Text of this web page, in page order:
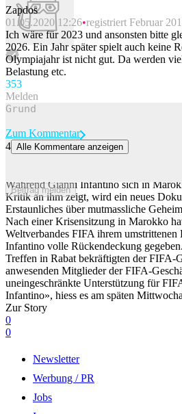
Zapdos
01.05.2020 12:26 registriert Februar
Ich wäre für 2023 und ansonsten bitte
2026. Ein Jahr später spielt auch keine
Olympiajahr ist nicht gut. Da werden
Belastung etc.
353
Melden
Beitrag melden
Zum Kommentar
4 Alle Kommentare anzeigen
Während Gianni Infantino sich in
Kritik an ihm zeigt, wird ein neues
Erstaunliches über mutmassliche
Nach einer Krisensitzung in Marokko
Weltverbandes FIFA ihrem umstrittenen
Infantino volle Rückendeckung
Treffen in Rabat bekräftigten der FIFA-
anwesenden Mitglieder der FIFA-
uneingeschränkte Unterstützung für
Infantino», hiess es am späten
Zur Story
0
0
Newsletter
Werbung / PR
Jobs